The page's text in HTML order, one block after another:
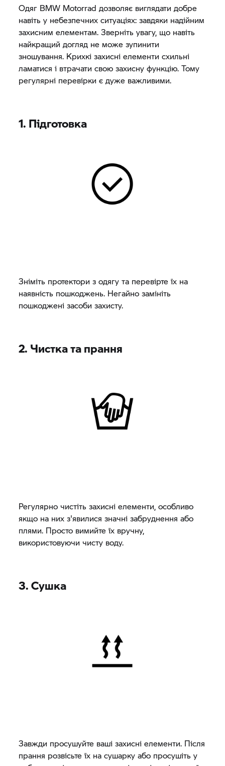
Одяг BMW Motorrad дозволяє виглядати добре
навіть у небезпечних ситуаціях: завдяки надійним
захисним елементам. Зверніть увагу, що навіть
найкращий догляд не може зупинити
зношування. Крихкі захисні елементи схильні
ламатися і втрачати свою захисну функцію. Тому
регулярні перевірки є дуже важливими.
1. Підготовка
Зніміть протектори з одягу та перевірте їх на
наявність пошкоджень. Негайно замініть
пошкоджені засоби захисту.
2. Чистка та прання
Регулярно чистіть захисні елементи, особливо
якщо на них з'явилися значні забруднення або
плями. Просто вимийте їх вручну,
використовуючи чисту воду.
3. Сушка
Завжди просушуйте ваші захисні елементи. Після
прання розвісьте їх на сушарку або просушіть у